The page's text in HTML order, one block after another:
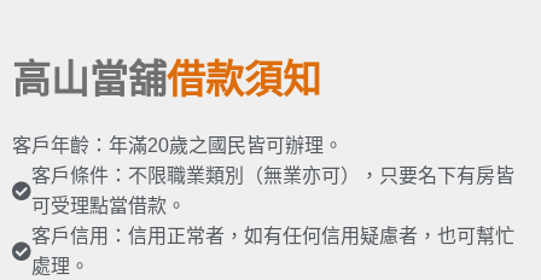
高山當舖借款須知
客戶年齡：年滿20歲之國民皆可辦理。
客戶條件：不限職業類別（無業亦可），只要名下有房皆
可受理點當借款。
客戶信用：信用正常者，如有任何信用疑慮者，也可幫忙
處理。